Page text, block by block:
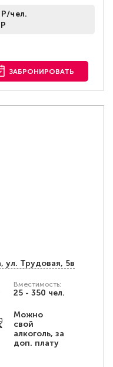
чел.
ЗАБРОНИРОВАТЬ
ул. Трудовая, 5в
Вместимость:
25 - 350 чел.
Можно
свой
алкоголь, за
доп. плату